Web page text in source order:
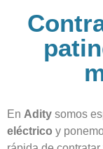
En Adity somos
eléctrico y